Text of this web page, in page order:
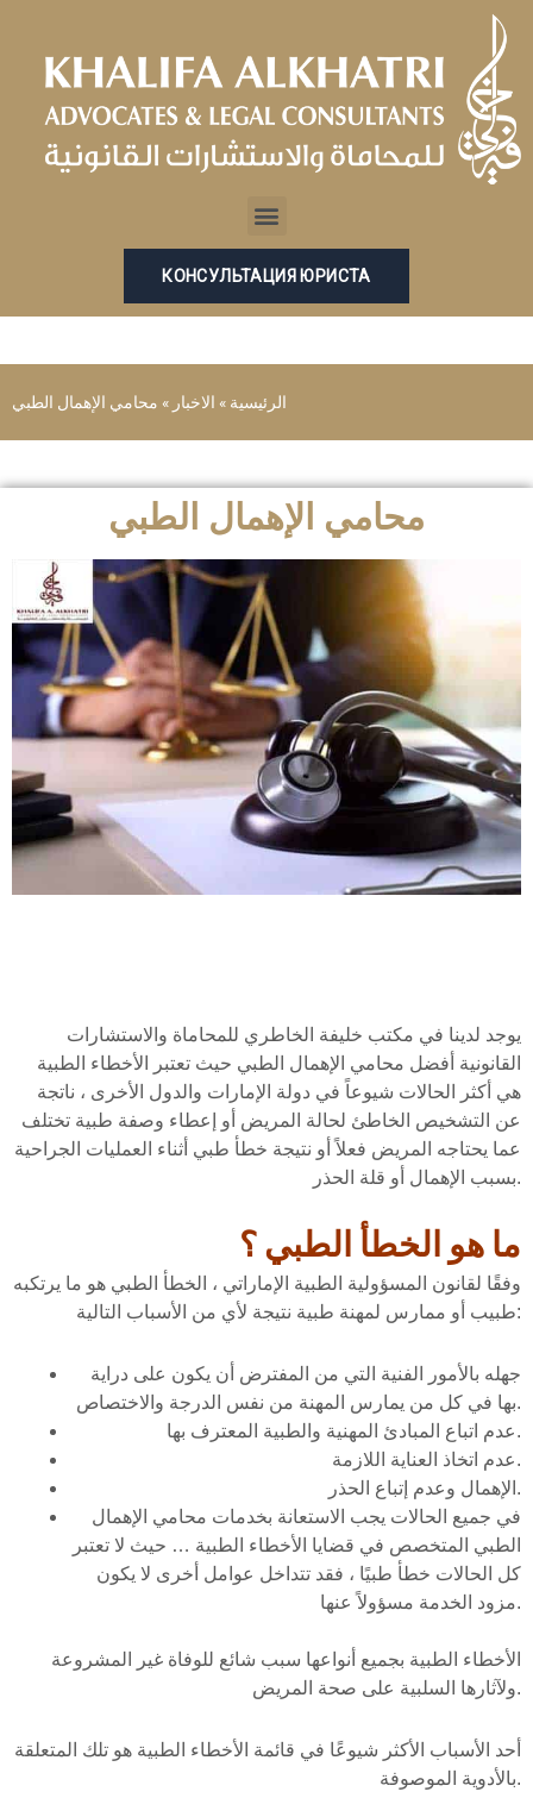
содержимому
Menu
КОНСУЛЬТАЦИЯ ЮРИСТА
الرئيسية » الاخبار » محامي الإهمال الطبي
محامي الإهمال الطبي
يوجد لدينا في مكتب خليفة الخاطري للمحاماة والاستشارات
القانونية أفضل محامي الإهمال الطبي حيث تعتبر الأخطاء الطبية
هي أكثر الحالات شيوعاً في دولة الإمارات والدول الأخرى ، ناتجة
عن التشخيص الخاطئ لحالة المريض أو إعطاء وصفة طبية تختلف
عما يحتاجه المريض فعلاً أو نتيجة خطأ طبي أثناء العمليات الجراحية
بسبب الإهمال أو قلة الحذر.
ما هو الخطأ الطبي ؟
وفقًا لقانون المسؤولية الطبية الإماراتي ، الخطأ الطبي هو ما يرتكبه
طبيب أو ممارس لمهنة طبية نتيجة لأي من الأسباب التالية:
جهله بالأمور الفنية التي من المفترض أن يكون على دراية
بها في كل من يمارس المهنة من نفس الدرجة والاختصاص.
عدم اتباع المبادئ المهنية والطبية المعترف بها.
عدم اتخاذ العناية اللازمة.
الإهمال وعدم إتباع الحذر.
في جميع الحالات يجب الاستعانة بخدمات محامي الإهمال
الطبي المتخصص في قضايا الأخطاء الطبية … حيث لا تعتبر
كل الحالات خطأ طبيًا ، فقد تتداخل عوامل أخرى لا يكون
مزود الخدمة مسؤولاً عنها.
الأخطاء الطبية بجميع أنواعها سبب شائع للوفاة غير المشروعة
ولآثارها السلبية على صحة المريض.
أحد الأسباب الأكثر شيوعًا في قائمة الأخطاء الطبية هو تلك المتعلقة
بالأدوية الموصوفة.